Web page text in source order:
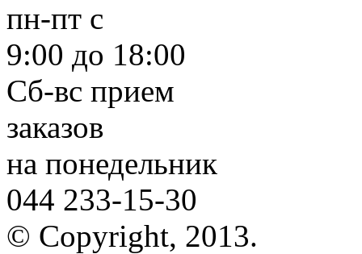
пн-пт с
9:00 до 18:00
Сб-вс прием
заказов
на понедельник
044 233-15-30
© Copyright, 2013.